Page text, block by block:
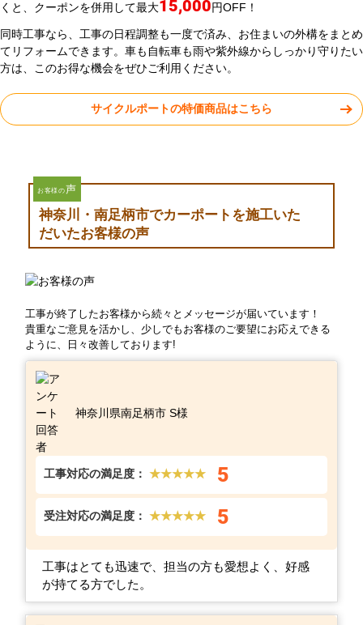
くと、クーポンを併用して最大15,000円OFF！
同時工事なら、工事の日程調整も一度で済み、お住まいの外構をまとめ
てリフォームできます。車も自転車も雨や紫外線からしっかり守りたい
方は、このお得な機会をぜひご利用ください。
サイクルポートの特価商品はこちら
お客様の声
神奈川・南足柄市でカーポートを施工いた
だいたお客様の声
工事が終了したお客様から続々とメッセージが届いています！
貴重なご意見を活かし、少しでもお客様のご要望にお応えできる
ように、日々改善しております!
神奈川県南足柄市 S様
工事対応の満足度： ★★★★★ 5
受注対応の満足度： ★★★★★ 5
工事はとても迅速で、担当の方も愛想よく、好感
が持てる方でした。